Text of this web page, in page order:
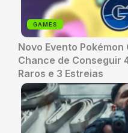
GAMES
Novo Evento
Chance de Conseguir
Raros e 3 Estreias